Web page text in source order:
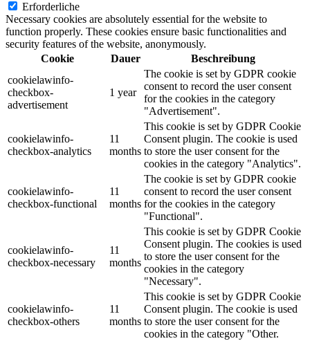
Erforderliche
Necessary cookies are absolutely essential for the website to
function properly. These cookies ensure basic functionalities and
security features of the website, anonymously.
Cookie
Dauer
Beschreibung
cookielawinfo-
checkbox-
advertisement
1 year
The cookie is set by GDPR cookie
consent to record the user consent
for the cookies in the category
"Advertisement".
cookielawinfo-
checkbox-analytics
11
months
This cookie is set by GDPR Cookie
Consent plugin. The cookie is used
to store the user consent for the
cookies in the category "Analytics".
cookielawinfo-
checkbox-functional
11
months
The cookie is set by GDPR cookie
consent to record the user consent
for the cookies in the category
"Functional".
cookielawinfo-
checkbox-necessary
11
months
This cookie is set by GDPR Cookie
Consent plugin. The cookies is used
to store the user consent for the
cookies in the category
"Necessary".
cookielawinfo-
checkbox-others
11
months
This cookie is set by GDPR Cookie
Consent plugin. The cookie is used
to store the user consent for the
cookies in the category "Other.